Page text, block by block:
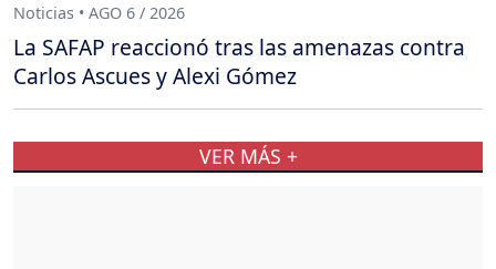
Noticias • AGO 6 / 2026
La SAFAP reaccionó tras las amenazas contra
Carlos Ascues y Alexi Gómez
VER MÁS +